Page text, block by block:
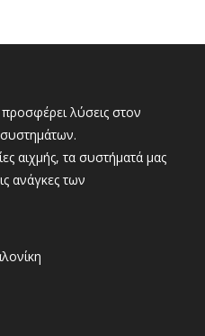
λύσεις στον
αιχμής, τα συστήματά μας
ανάγκες των